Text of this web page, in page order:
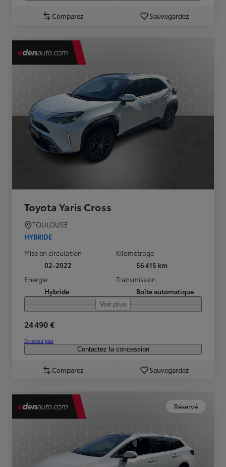
Comparez Sauvegardez
Toyota Yaris Cross
TOULOUSE
HYBRIDE
Mise en circulation
02-2022
Kilométrage
56 415 km
Energie
Hybride
Transmission
Boîte automatique
Voir plus
24 490 €
En savoir plus
Contactez la concession
Comparez Sauvegardez
Réservé